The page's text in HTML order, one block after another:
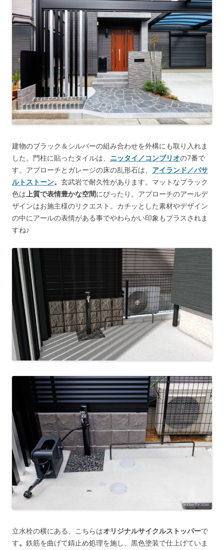
建物のブラック＆シルバーの組み合わせを外構にも取り入れま
した。門柱に貼ったタイルは、 ニッタイ／コンブリオの7番で
す。アプローチとガレージの床の乱形石は、 アイランド／バサ
ルトストーン。 玄武岩で耐久性があります。マットなブラック
色は上質で表情豊かな空間にぴったり。アプローチのアールデ
ザインはお施主様のリクエスト。カチッとした素材やデザイン
の中にアールの表情がある事でやわらかい印象もプラスされま
すね♪
立水栓の横にある、こちらはオリジナルサイクルストッパーで
す。 鉄筋を曲げて錆止め処理を施し、黒色塗装で仕上げていま